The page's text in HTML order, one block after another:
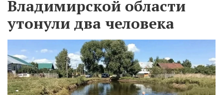
Владимирской области
утонули два человека